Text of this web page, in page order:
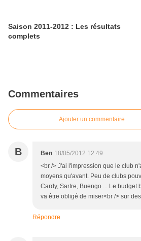
Saison 2011-2012 : Les résultats
complets
Commentaires
Ajouter un commentaire
B Ben 18/05/2012 12:49
<br /> J'ai l'impression que le club
moyens qu'avant. Peu de clubs
Cardy, Sartre, Buengo ... Le budget
va être obligé de miser<br /> sur
Répondre